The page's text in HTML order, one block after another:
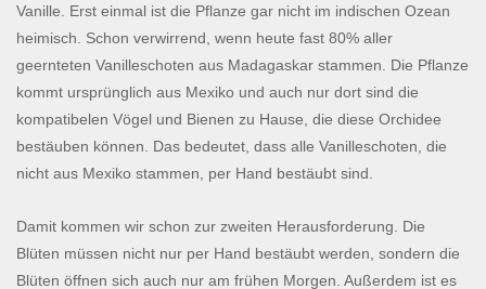
Vanille. Erst einmal ist die Pflanze gar nicht im indischen Ozean
heimisch. Schon verwirrend, wenn heute fast 80% aller
geernteten Vanilleschoten aus Madagaskar stammen. Die Pflanze
kommt ursprünglich aus Mexiko und auch nur dort sind die
kompatibelen Vögel und Bienen zu Hause, die diese Orchidee
bestäuben können. Das bedeutet, dass alle Vanilleschoten, die
nicht aus Mexiko stammen, per Hand bestäubt sind.
Damit kommen wir schon zur zweiten Herausforderung. Die
Blüten müssen nicht nur per Hand bestäubt werden, sondern die
Blüten öffnen sich auch nur am frühen Morgen. Außerdem ist es